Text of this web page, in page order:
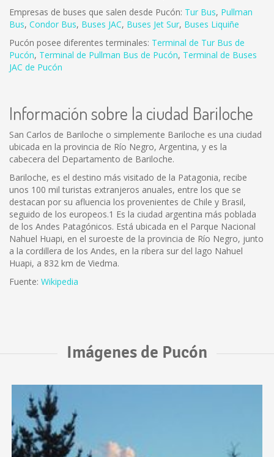
Empresas de buses que salen desde Pucón: Tur Bus, Pullman
Bus, Condor Bus, Buses JAC, Buses Jet Sur, Buses Liquiñe
Pucón posee diferentes terminales: Terminal de Tur Bus de
Pucón, Terminal de Pullman Bus de Pucón, Terminal de Buses
JAC de Pucón
Información sobre la ciudad Bariloche
San Carlos de Bariloche o simplemente Bariloche es una ciudad
ubicada en la provincia de Río Negro, Argentina, y es la
cabecera del Departamento de Bariloche.
Bariloche, es el destino más visitado de la Patagonia, recibe
unos 100 mil turistas extranjeros anuales, entre los que se
destacan por su afluencia los provenientes de Chile y Brasil,
seguido de los europeos.1 Es la ciudad argentina más poblada
de los Andes Patagónicos. Está ubicada en el Parque Nacional
Nahuel Huapi, en el suroeste de la provincia de Río Negro, junto
a la cordillera de los Andes, en la ribera sur del lago Nahuel
Huapi, a 832 km de Viedma.
Fuente: Wikipedia
Imágenes de Pucón